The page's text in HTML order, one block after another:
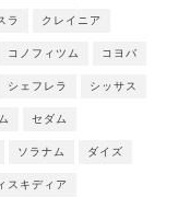
ラ クレイニア
コノフィツム コヨバ
シェフレラ シッサス
セダム
ソラナム ダイズ
スキディア